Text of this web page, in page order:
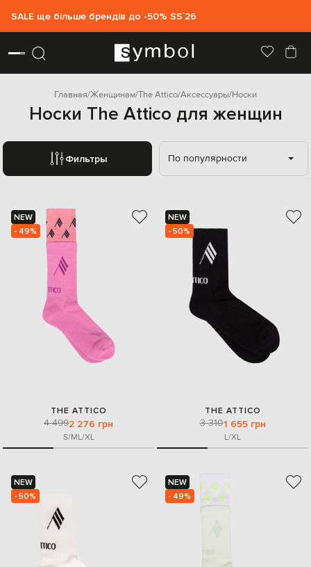
SALE ще більше брендів до -50% SS`26
Главная Женщинам The Attico Аксессуары Носки
Носки The Attico для женщин
Фильтры По популярности
NEW
- 49%
THE ATTICO
4 4992 276 грн
S/ML/XL
NEW
- 50%
THE ATTICO
3 3101 655 грн
L/XL
NEW
- 50%
NEW
- 49%